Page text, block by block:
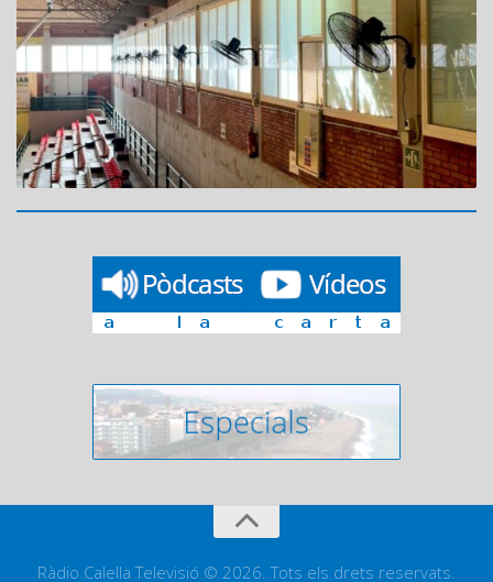
Ràdio Calella Televisió © 2026. Tots els drets reservats.